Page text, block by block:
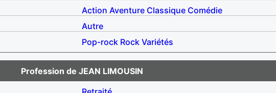
Action Aventure Classique Comédie
Autre
Pop-rock Rock Variétés
Profession de JEAN LIMOUSIN